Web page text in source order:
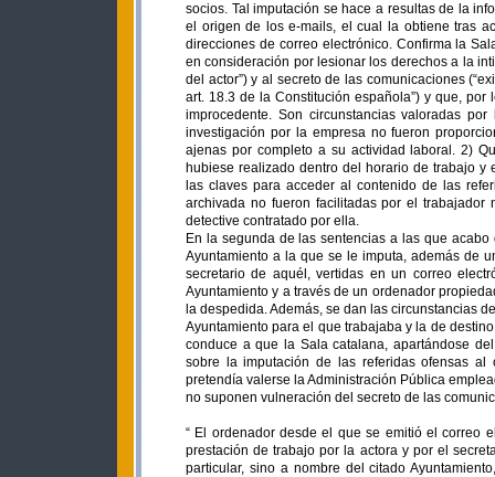
socios. Tal imputación se hace a resultas de la
el origen de los e-mails, el cual la obtiene tras
direcciones de correo electrónico. Confirma la
en consideración por lesionar los derechos a la
del actor”) y al secreto de las comunicaciones
art. 18.3 de la Constitución española”) y que,
improcedente. Son circunstancias valoradas
investigación por la empresa no fueron
ajenas por completo a su actividad laboral. 2)
hubiese realizado dentro del horario de trabajo y
las claves para acceder al contenido de las
archivada no fueron facilitadas por el
detective contratado por ella.
En la segunda de las sentencias a las que
Ayuntamiento a la que se le imputa, además de
secretario de aquél, vertidas en un correo
Ayuntamiento y a través de un ordenador
la despedida. Además, se dan las circunstancias
Ayuntamiento para el que trabajaba y la de
conduce a que la Sala catalana, apartándose
sobre la imputación de las referidas ofensas
pretendía valerse la Administración Pública
no suponen vulneración del secreto de las
“ El ordenador desde el que se emitió el correo
prestación de trabajo por la actora y por el
particular, sino a nombre del citado